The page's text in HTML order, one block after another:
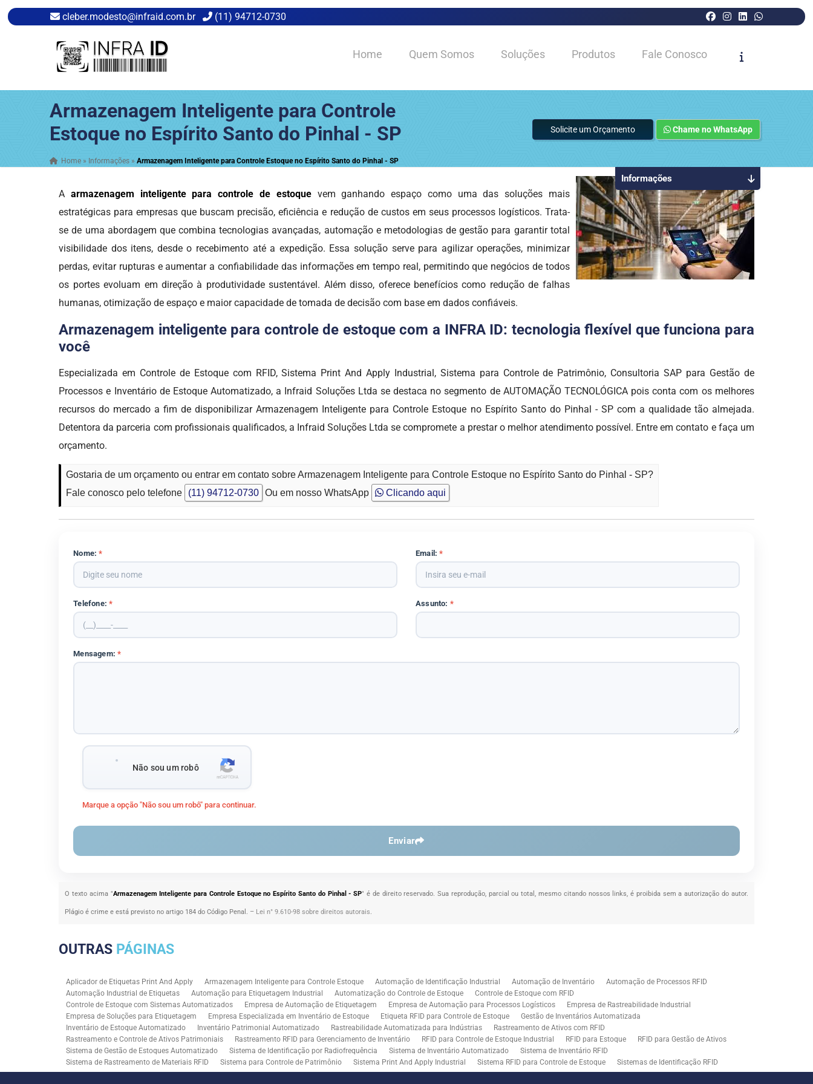
cleber.modesto@infraid.com.br (11) 94712-0730
Home Quem Somos Soluções Produtos Fale Conosco
Armazenagem Inteligente para Controle
Estoque no Espírito Santo do Pinhal - SP
Home » Informações »Armazenagem Inteligente para Controle Estoque no Espírito Santo do Pinhal - SP
Solicite um Orçamento Chame no WhatsApp
A armazenagem inteligente para controle de estoquevem ganhando espaço como uma das soluções mais
estratégicas para empresas que buscam precisão, eficiência e redução de custos em seus processos logísticos. Trata-
se de uma abordagem que combina tecnologias avançadas, automação e metodologias de gestão para garantir total
visibilidade dos itens, desde o recebimento até a expedição. Essa solução serve para agilizar operações, minimizar
perdas, evitar rupturas e aumentar a confiabilidade das informações em tempo real, permitindo que negócios de todos
os portes evoluam em direção à produtividade sustentável. Além disso, oferece benefícios como redução de falhas
humanas, otimização de espaço e maior capacidade de tomada de decisão com base em dados confiáveis.
Armazenagem inteligente para controle de estoque com a INFRA ID: tecnologia flexível que funciona para
você
Especializada em Controle de Estoque com RFID, Sistema Print And Apply Industrial, Sistema para Controle de Patrimônio, Consultoria SAP para Gestão de
Processos e Inventário de Estoque Automatizado, a Infraid Soluções Ltda se destaca no segmento de AUTOMAÇÃO TECNOLÓGICA pois conta com os melhores
recursos do mercado a fim de disponibilizar Armazenagem Inteligente para Controle Estoque no Espírito Santo do Pinhal - SP com a qualidade tão almejada.
Detentora da parceria com profissionais qualificados, a Infraid Soluções Ltda se compromete a prestar o melhor atendimento possível. Entre em contato e faça um
orçamento.
Gostaria de um orçamento ou entrar em contato sobre Armazenagem Inteligente para Controle Estoque no Espírito Santo do Pinhal - SP?
Fale conosco pelo telefone
(11) 94712-0730 Ou em nosso WhatsApp Clicando aqui
Nome:* Email:*
Telefone:* Assunto: *
Mensagem:*
Não sou um robô
Marque a opção "Não sou um robô" para continuar.
Enviar
O texto acima "Armazenagem Inteligente para Controle Estoque no Espírito Santo do Pinhal - SP" é de direito reservado. Sua reprodução, parcial ou total, mesmo citando nossos links, é proibida sem a autorização do autor.
Plágio é crime e está previsto no artigo 184 do Código Penal. – Lei n° 9.610-98 sobre direitos autorais.
Informações
OUTRAS PÁGINAS
Aplicador de Etiquetas Print And Apply Armazenagem Inteligente para Controle Estoque Automação de Identificação Industrial Automação de Inventário
Automação de Processos RFID
Automação Industrial de Etiquetas
Automação para Etiquetagem Industrial Automatização do Controle de Estoque
Controle de Estoque com RFID
Controle de Estoque com Sistemas Automatizados
Empresa de Automação de Etiquetagem Empresa de Automação para Processos Logísticos
Empresa de Rastreabilidade Industrial
Empresa de Soluções para Etiquetagem
Empresa Especializada em Inventário de Estoque Etiqueta RFID para Controle de Estoque
Gestão de Inventários Automatizada
Inventário de Estoque Automatizado
Inventário Patrimonial Automatizado Rastreabilidade Automatizada para Indústrias
Rastreamento de Ativos com RFID
Rastreamento e Controle de Ativos Patrimoniais
Rastreamento RFID para Gerenciamento de Inventário RFID para Controle de Estoque Industrial RFID para Estoque
RFID para Gestão de Ativos
Sistema de Gestão de Estoques Automatizado
Sistema de Identificação por Radiofrequência Sistema de Inventário Automatizado
Sistema de Inventário RFID
Sistema de Rastreamento de Materiais RFID
Sistema para Controle de Patrimônio Sistema Print And Apply Industrial Sistema RFID para Controle de Estoque
Sistemas de Identificação RFID
Solução RFID para Controle Patrimonial Industrial
Solução RFID para Indústria Soluções de Impressão e Aplicação de Etiquetas
Soluções em Rastreamento RFID